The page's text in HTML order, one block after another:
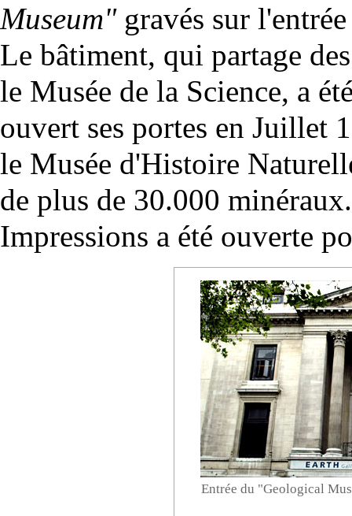
Museum"gravés sur
Le bâtiment, qui partage
le Musée de la Science, a
ouvert ses portes en Juillet
le Musée d'Histoire
de plus de 30.000
Impressions a été ouverte
Entrée du "Geological